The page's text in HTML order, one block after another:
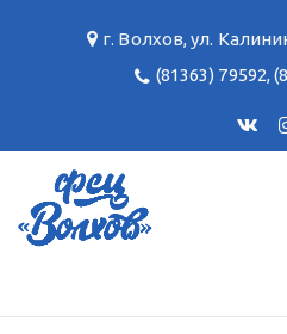
г. Волхов,ул.
(81363) 79592,